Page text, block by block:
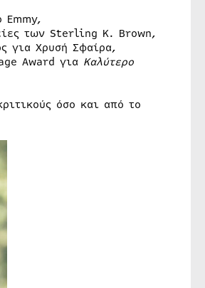
Emmy,
των Sterling K. Brown,
για Χρυσή Σφαίρα,
Award για Καλύτερο
όσο και από το